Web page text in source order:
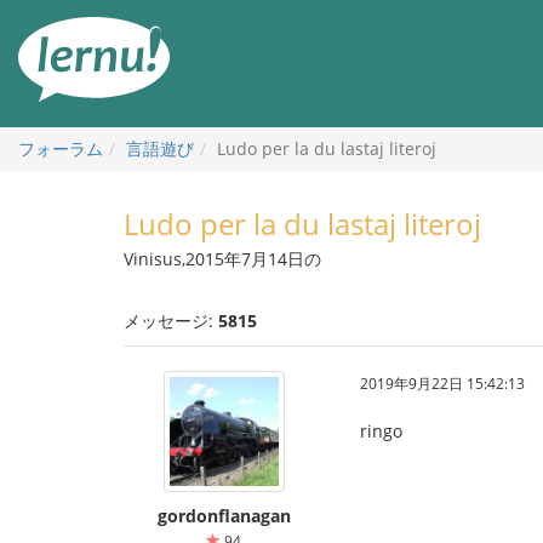
フォーラム 言語遊び Ludo per la du lastaj literoj
Ludo per la du lastaj literoj
Vinisus,2015年7月14日の
メッセージ: 5815
gordonflanagan
2019年9月22日 15:42:13
ringo